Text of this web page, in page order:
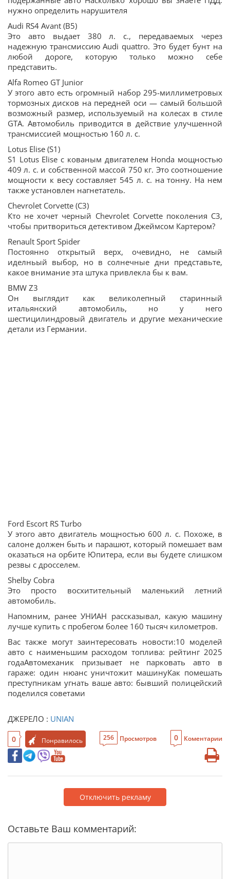
нужно определить нарушителя
Audi RS4 Avant (B5)
Это авто выдает 380 л. с., передаваемых через
надежную трансмиссию Audi quattro. Это будет бунт на
любой дороге, которую только можно себе
представить.
Alfa Romeo GT Junior
У этого авто есть огромный набор 295-миллиметровых
тормозных дисков на передней оси — самый большой
возможный размер, используемый на колесах в стиле
GTA. Автомобиль приводится в действие улучшенной
трансмиссией мощностью 160 л. с.
Lotus Elise (S1)
S1 Lotus Elise с кованым двигателем Honda мощностью
409 л. с. и собственной массой 750 кг. Это соотношение
мощности к весу составляет 545 л. с. на тонну. На нем
также установлен нагнетатель.
Chevrolet Corvette (C3)
Кто не хочет черный Chevrolet Corvette поколения C3,
чтобы притвориться детективом Джеймсом Картером?
Renault Sport Spider
Постоянно открытый верх, очевидно, не самый
иделньый выбор, но в солнечные дни представьте,
какое внимание эта штука привлекла бы к вам.
BMW Z3
Он выглядит как великолепный старинный
итальянский автомобиль, но у него
шестицилиндровый двигатель и другие механические
детали из Германии.
Ford Escort RS Turbo
У этого авто двигатель мощностью 600 л. с. Похоже, в
салоне должен быть и парашют, который помешает вам
оказаться на орбите Юпитера, если вы будете слишком
резвы с дросселем.
Shelby Cobra
Это просто восхитительный маленький летний
автомобиль.
Напомним, ранее УНИАН рассказывал, какую машину
лучше купить с пробегом более 160 тысяч километров.
Вас также могут заинтересовать новости:10 моделей
авто с наименьшим расходом топлива: рейтинг 2025
годаАвтомеханик призывает не парковать авто в
гараже: один нюанс уничтожит машинуКак помешать
преступникам угнать ваше авто: бывший полицейский
поделился советами
ДЖЕРЕЛО : UNIAN
0 Понравилось 256 Просмотров 0 Коментарии
Отключить рекламу
Оставьте Ваш комментарий: